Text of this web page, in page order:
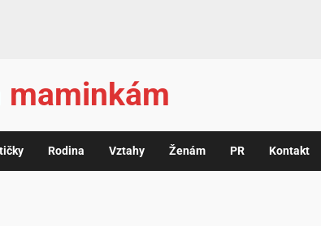
maminkám
Rodina Vztahy Ženám PR Kontakt